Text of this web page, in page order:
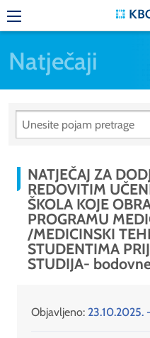
Natječaji
NATJEČAJ ZA
REDOVITIM
ŠKOLA KOJE
PROGRAMU
/MEDICINSKI
STUDENTIMA
STUDIJA-
Objavljeno: 23.10.2025.